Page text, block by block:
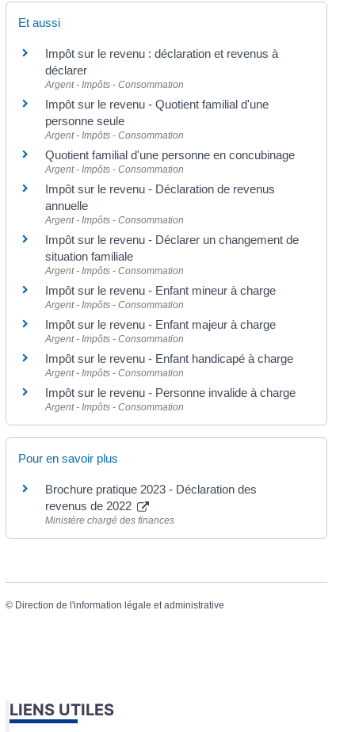
Et aussi
Impôt sur le revenu : déclaration et revenus à
déclarer
Argent - Impôts - Consommation
Impôt sur le revenu - Quotient familial d'une
personne seule
Argent - Impôts - Consommation
Quotient familial d'une personne en concubinage
Argent - Impôts - Consommation
Impôt sur le revenu - Déclaration de revenus
annuelle
Argent - Impôts - Consommation
Impôt sur le revenu - Déclarer un changement de
situation familiale
Argent - Impôts - Consommation
Impôt sur le revenu - Enfant mineur à charge
Argent - Impôts - Consommation
Impôt sur le revenu - Enfant majeur à charge
Argent - Impôts - Consommation
Impôt sur le revenu - Enfant handicapé à charge
Argent - Impôts - Consommation
Impôt sur le revenu - Personne invalide à charge
Argent - Impôts - Consommation
Pour en savoir plus
Brochure pratique 2023 - Déclaration des
revenus de 2022
Ministère chargé des finances
© Direction de l'information légale et administrative
LIENS UTILES